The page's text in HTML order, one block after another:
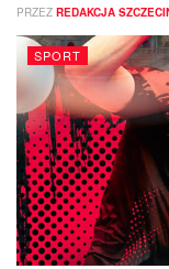
PRZEZ REDAKCJA
SPORT